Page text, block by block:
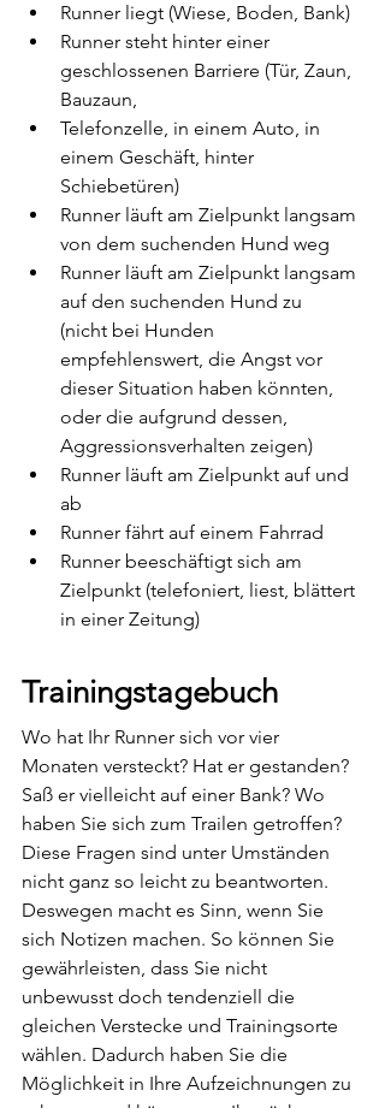
Runner liegt (Wiese, Boden, Bank)
Runner steht hinter einer
geschlossenen Barriere (Tür, Zaun,
Bauzaun,
Telefonzelle, in einem Auto, in
einem Geschäft, hinter
Schiebetüren)
Runner läuft am Zielpunkt langsam
von dem suchenden Hund weg
Runner läuft am Zielpunkt langsam
auf den suchenden Hund zu
(nicht bei Hunden
empfehlenswert, die Angst vor
dieser Situation haben könnten,
oder die aufgrund dessen,
Aggressionsverhalten zeigen)
Runner läuft am Zielpunkt auf und
ab
Runner fährt auf einem Fahrrad
Runner beeschäftigt sich am
Zielpunkt (telefoniert, liest, blättert
in einer Zeitung)
Trainingstagebuch
Wo hat Ihr Runner sich vor vier
Monaten versteckt? Hat er gestanden?
Saß er vielleicht auf einer Bank? Wo
haben Sie sich zum Trailen getroffen?
Diese Fragen sind unter Umständen
nicht ganz so leicht zu beantworten.
Deswegen macht es Sinn, wenn Sie
sich Notizen machen. So können Sie
gewährleisten, dass Sie nicht
unbewusst doch tendenziell die
gleichen Verstecke und Trainingsorte
wählen. Dadurch haben Sie die
Möglichkeit in Ihre Aufzeichnungen zu